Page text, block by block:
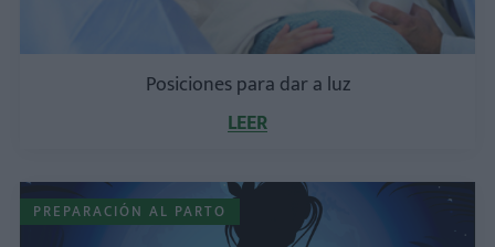
Posiciones para dar a luz
LEER
PREPARACIÓN AL PARTO